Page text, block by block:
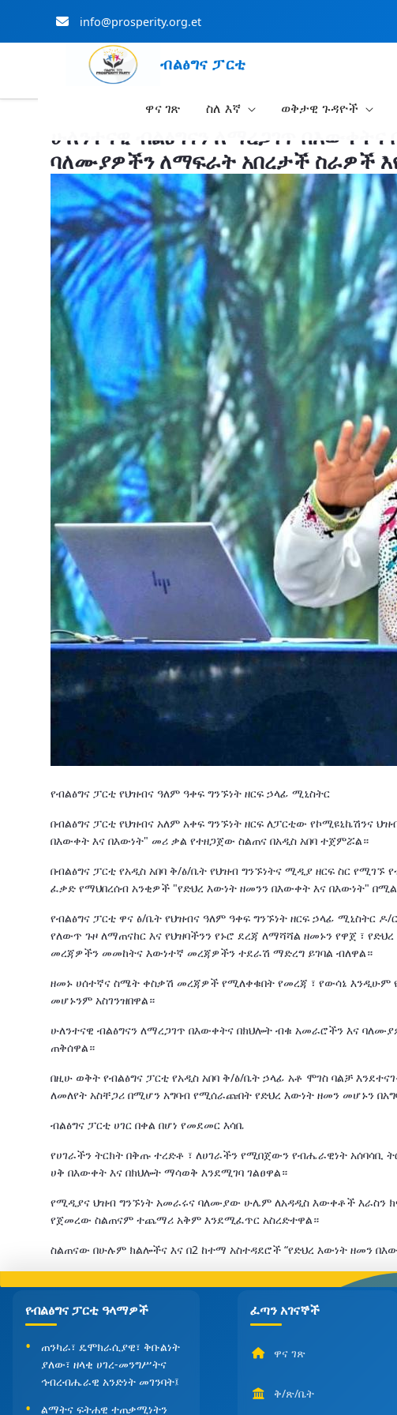
info@prosperity.org.et
ብልፅግና ፓርቲ
ዋና ገጽ ስለ እኛ ወቅታዊ ጉዳዮች
ሁለንተናዊ ብልፅግናን ለማረጋገጥ
ባለሙያዎችን ለማፍራት አበረታች ስራዎች
የብልፅግና ፓርቲ የህዝብና ዓለም ዓቀፍ ግንኙነት ዘርፍ ኃላፊ ሚኒስትር
በብልፅግና ፓርቲ የህዝብና አለም አቀፍ ግንኙነት ዘርፍ ለፓርቲው የኮሚዩኒኬሽንና
በእውቀት እና በእውነት" መሪ ቃል የተዘጋጀው ስልጠና በአዲስ አበባ ተጀምሯል።
በብልፅግና ፓርቲ የአዲስ አበባ ቅ/ፅ/ቤት የህዝብ ግንኙነትና ሚዲያ ዘርፍ ስር
ፈቃድ የማህበረሰብ አንቂዎች "የድህረ እውነት ዘመንን በእውቀት እና በእውነት"
የብልፅግና ፓርቲ ዋና ፅ/ቤት የህዝብና ዓለም ዓቀፍ ግንኙነት ዘርፍ ኃላፊ ሚኒስትር
የለውጥ ጉዞ ለማጠናከር እና የህዝባችንን የኑሮ ደረጃ ለማሻሻል ዘመኑን የዋጀ ፣
መረጃዎችን መመከትና እውነተኛ መረጃዎችን ተደራሽ ማድረግ ይገባል ብለዋል።
ዘመኑ ሀሰተኛና ስሜት ቀስቃሽ መረጃዎች የሚለቀቁበት የመረጃ ፣ የውሳኔ እንዲሁም
መሆኑንም አስገንዝበዋል።
ሁለንተናዊ ብልፅግናን ለማረጋገጥ በእውቀትና በክህሎት ብቁ አመራሮችን እና
ጠቅሰዋል።
በዚሁ ወቅት የብልፅግና ፓርቲ የአዲስ አበባ ቅ/ፅ/ቤት ኃላፊ አቶ ሞገስ ባልቻ
ለመለየት አስቸጋሪ በሚሆን አግባብ የሚሰራጩበት የድህረ እውነት ዘመን መሆኑን
ብልፅግና ፓርቲ ሀገር በቀል በሆነ የመደመር እሳቤ
የሀገራችን ትርክት በቅጡ ተረድቶ ፣ ለሀገራችን የሚበጀውን የብሔራዊነት አሰባሳቢ
ሀቅ በእውቀት እና በክህሎት ማሳወቅ እንደሚገባ ገልፀዋል።
የሚዲያና ህዝብ ግንኙነት አመራሩና ባለሙያው ሁሌም ለአዳዲስ እውቀቶች እራስን
የጀመረው ስልጠናም ተጨማሪ አቅም እንደሚፈጥር አስረድተዋል።
ስልጠናው በሁሉም ክልሎችና እና በ2 ከተማ አስተዳደሮች “የድህረ እውነት ዘመን
የብልፅግና ፓርቲ ዓላማዎች
ጠንካራ፣ ዴሞክራሲያዊ፣ ቅቡልነት
ያለው፣ ዘላቂ ሀገረ-መንግሥትና
ኅብረብሔራዊ አንድነት መገንባት፤
ልማትና ፍትሐዊ ተጠቃሚነትን
ፈጣን አገናኞች
ዋና ገጽ
ቅ/ጽ/ቤት